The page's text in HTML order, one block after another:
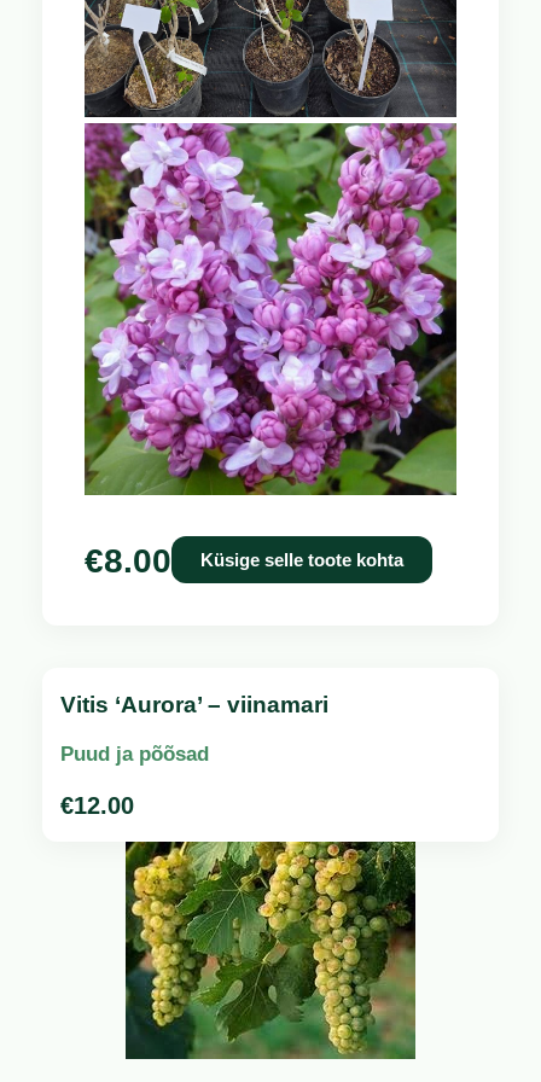
€8.00 Küsige selle toote kohta
Vitis ‘Aurora’ – viinamari
Puud ja põõsad
€12.00